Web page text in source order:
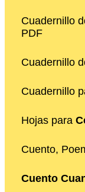
Cuadernillo
PDF
Cuadernillo
Cuadernillo
Hojas para
Cuento,
Cuento